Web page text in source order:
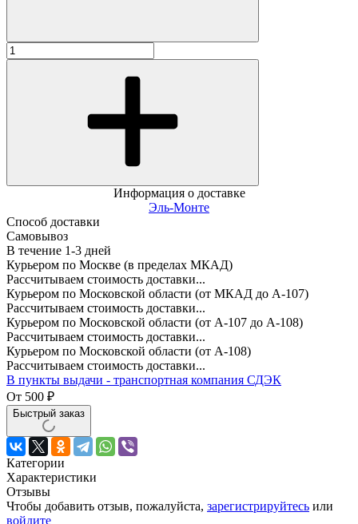
Информация о доставке
Эль-Монте
Способ доставки
Самовывоз
В течение 1-3 дней
Курьером по Москве (в пределах МКАД)
Рассчитываем стоимость доставки...
Курьером по Московской области (от МКАД до А-107)
Рассчитываем стоимость доставки...
Курьером по Московской области (от А-107 до А-108)
Рассчитываем стоимость доставки...
Курьером по Московской области (от А-108)
Рассчитываем стоимость доставки...
В пункты выдачи - транспортная компания СДЭК
От 500 ₽
Быстрый заказ
Категории
Характеристики
Отзывы
Чтобы добавить отзыв, пожалуйста, зарегистрируйтесь или
войдите